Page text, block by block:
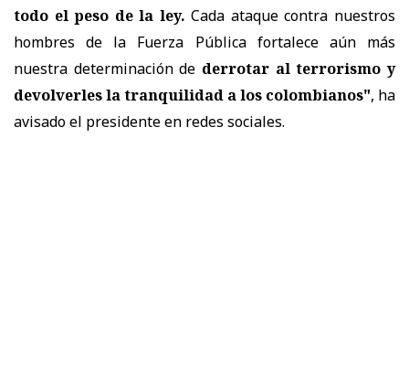
todo el peso de la ley. Cada ataque contra nuestros
hombres de la Fuerza Pública fortalece aún más
nuestra determinación de derrotar al terrorismo y
devolverles la tranquilidad a los colombianos", ha
avisado el presidente en redes sociales.